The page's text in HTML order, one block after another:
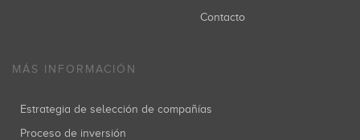
Contacto
MÁS INFORMACIÓN
Estrategia de selección de compañías
Proceso de inversión